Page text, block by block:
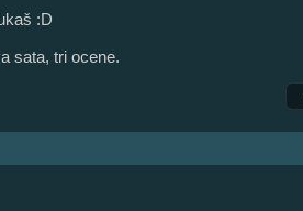
:D
sata, tri ocene.